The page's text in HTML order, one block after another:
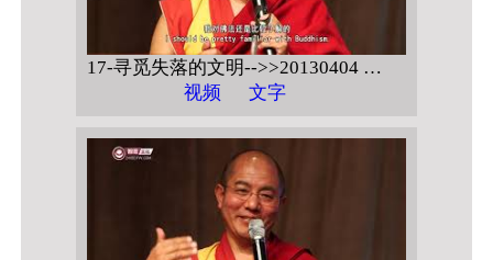
17-寻觅失落的文明-->>20130404 美国乔治华盛顿大学 【藏地幸福密码】
视频
文字